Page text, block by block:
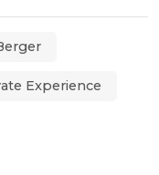
Experience